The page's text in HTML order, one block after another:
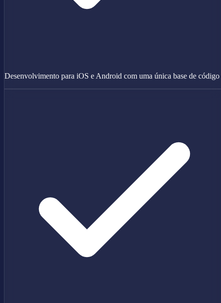
Desenvolvimento para iOS e Android com uma única base de código